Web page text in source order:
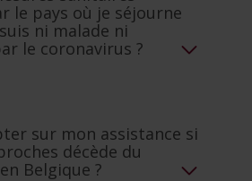
le pays où je séjourne
ni malade ni
le coronavirus ?
sur mon assistance si
décède du
Belgique ?